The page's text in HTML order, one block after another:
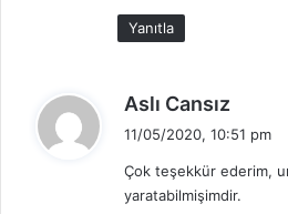
Yanıtla
Aslı Cansız
i
k
11/05/2020, 10:51 pm
Çok teşekkür ederim,
yaratabilmişimdir.